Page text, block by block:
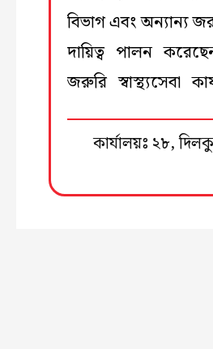
বিভাগ এবং অন্যান্য
দায়িত্ব পালন
জরুরি স্বাস্থ্যসেবা
কার্যালয়ঃ ২৮,